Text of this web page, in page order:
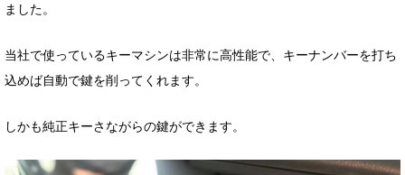
ました。
当社で使っているキーマシンは非常に高性能で、キーナンバーを打ち
込めば自動で鍵を削ってくれます。
しかも純正キーさながらの鍵ができます。